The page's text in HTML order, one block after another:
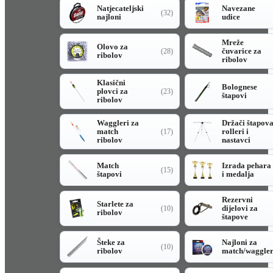
Natjecateljski
najloni
(32)
Navezane
udice
Olovo za
ribolov
(28)
Mreže
čuvarice za
ribolov
Klasični
plovci za
ribolov
(23)
Bolognese
štapovi
Waggleri za
match
ribolov
(17)
Držači štapova
rolleri i
nastavci
Match
štapovi
(15)
Izrada pehara
i medalja
Starlete za
ribolov
(10)
Rezervni
dijelovi za
štapove
Šteke za
ribolov
(10)
Najloni za
match/waggler